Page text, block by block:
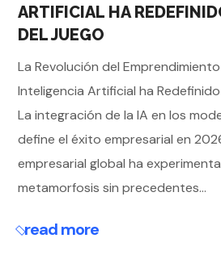
ARTIFICIAL HA
DEL JUEGO
La Revolución del
Inteligencia Artificial ha
La integración de la IA en los
define el éxito empresarial en
empresarial global ha
metamorfosis sin precedentes...
read more